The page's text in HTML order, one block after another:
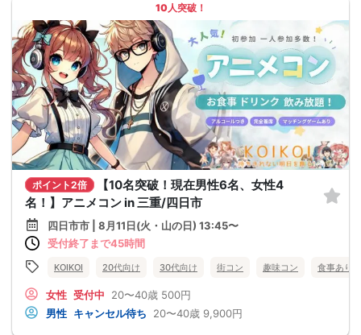
10人突破！
ポイント2倍
【10名突破！現在男性6名、女性4
名！】アニメコン in 三重/四日市
四日市市 | 8月11日(火・山の日) 13:45〜
受付終了まで45時間
KOIKOI 20代向け 30代向け 街コン 趣味コン 食事あり
女性 受付中 20〜40歳 500円
男性 キャンセル待ち 20〜40歳 9,900円